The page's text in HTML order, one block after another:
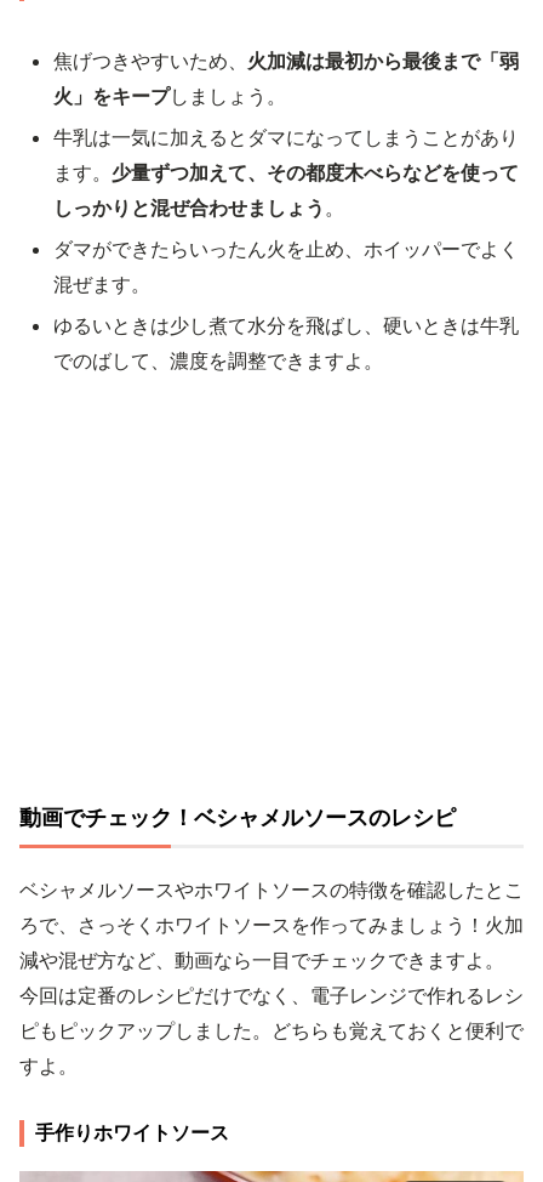
焦げつきやすいため、 火加減は最初から最後まで「弱
火」をキープしましょう。
牛乳は一気に加えるとダマになってしまうことがあり
ます。 少量ずつ加えて、その都度木べらなどを使って
しっかりと混ぜ合わせましょう 。
ダマができたらいったん火を止め、ホイッパーでよく
混ぜます。
ゆるいときは少し煮て水分を飛ばし、硬いときは牛乳
でのばして、濃度を調整できますよ。
動画でチェック！ベシャメルソースのレシピ
ベシャメルソースやホワイトソースの特徴を確認したとこ
ろで、さっそくホワイトソースを作ってみましょう！火加
減や混ぜ方など、動画なら一目でチェックできますよ。
今回は定番のレシピだけでなく、電子レンジで作れるレシ
ピもピックアップしました。どちらも覚えておくと便利で
すよ。
手作りホワイトソース